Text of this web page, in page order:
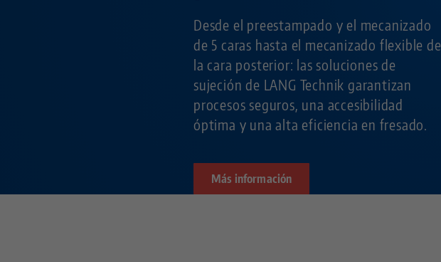
Desde el preestampado y el mecanizado
de 5 caras hasta el mecanizado flexible de
la cara posterior: las soluciones de
sujeción de LANG Technik garantizan
procesos seguros, una accesibilidad
óptima y una alta eficiencia en fresado.
Más información